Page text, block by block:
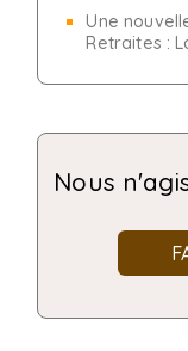
Une
Retraites :
Nous